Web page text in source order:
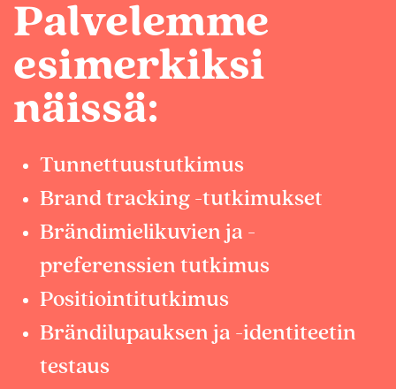
Palvelemme
esimerkiksi
näissä:
Tunnettuustutkimus
Brand tracking -tutkimukset
Brändimielikuvien ja -
preferenssien tutkimus
Positiointitutkimus
Brändilupauksen ja -identiteetin
testaus